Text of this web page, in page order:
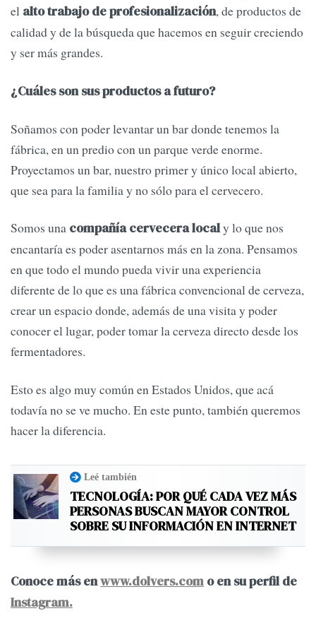
el alto trabajo de profesionalización, de productos de
calidad y de la búsqueda que hacemos en seguir creciendo
y ser más grandes.
¿Cuáles son sus productos a futuro?
Soñamos con poder levantar un bar donde tenemos la
fábrica, en un predio con un parque verde enorme.
Proyectamos un bar, nuestro primer y único local abierto,
que sea para la familia y no sólo para el cervecero.
Somos una compañía cervecera localy lo que nos
encantaría es poder asentarnos más en la zona. Pensamos
en que todo el mundo pueda vivir una experiencia
diferente de lo que es una fábrica convencional de cerveza,
crear un espacio donde, además de una visita y poder
conocer el lugar, poder tomar la cerveza directo desde los
fermentadores.
Esto es algo muy común en Estados Unidos, que acá
todavía no se ve mucho. En este punto, también queremos
hacer la diferencia.
Leé también
TECNOLOGÍA: POR QUÉ CADA VEZ MÁS
PERSONAS BUSCAN MAYOR CONTROL
SOBRE SU INFORMACIÓN EN INTERNET
Conoce más enwww.dolvers.com o en su perfil de
Instagram.